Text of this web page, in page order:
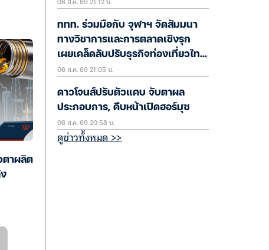
ตาผลิต
ททท. ร่วมมือกับ จุฬาฯ จัดสัมมนา
ทางวิชาการและการตลาดเชิงรุก
เผยเคล็ดลับปรับธุรกิจท่องเที่ยวไทย
“ขายได้ ขายดี ขายนาน”
06 ส.ค. 69 21:05 น.
ดาวโจนส์ปรับตัวแคบ จับตาผล
ประกอบการ, คืบหน้าเปิดฮอร์มุซ
06 ส.ค. 69 20:58 น.
ดูข่าวทั้งหมด >>